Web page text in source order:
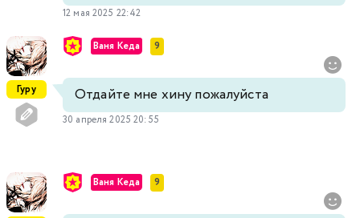
12 мая 2025 22:42
Гуру
Ваня Кеда 9
Отдайте мне хину пожалуйста
30 апреля 2025 20:55
Ваня Кеда 9